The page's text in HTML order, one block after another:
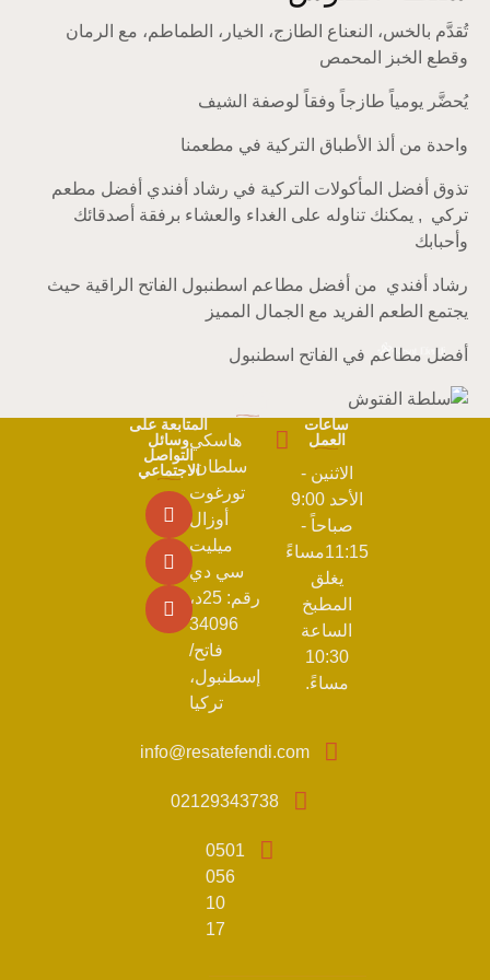
تُقدَّم بالخس، النعناع الطازج، الخيار، الطماطم، مع الرمان
وقطع الخبز المحمص
يُحضَّر يومياً طازجاً وفقاً لوصفة الشيف
واحدة من ألذ الأطباق التركية في مطعمنا
تذوق أفضل المأكولات التركية في رشاد أفندي أفضل مطعم
تركي , يمكنك تناوله على الغداء والعشاء برفقة أصدقائك
وأحبابك
رشاد أفندي من أفضل مطاعم اسطنبول الفاتح الراقية حيث
يجتمع الطعم الفريد مع الجمال المميز
أفضل مطاعم في الفاتح اسطنبول
ساعات
العمل
الاثنين -
الأحد 9:00
صباحاً -
11:15مساءً
يغلق
المطبخ
الساعة
10:30
مساءً.
هاسكي
سلطان،
تورغوت
أوزال
ميليت
سي دي
رقم: 25د،
34096
فاتح/
إسطنبول،
تركيا
info@resatefendi.com
02129343738
0501
056
10
17
المتابعة على
وسائل
التواصل
الاجتماعي